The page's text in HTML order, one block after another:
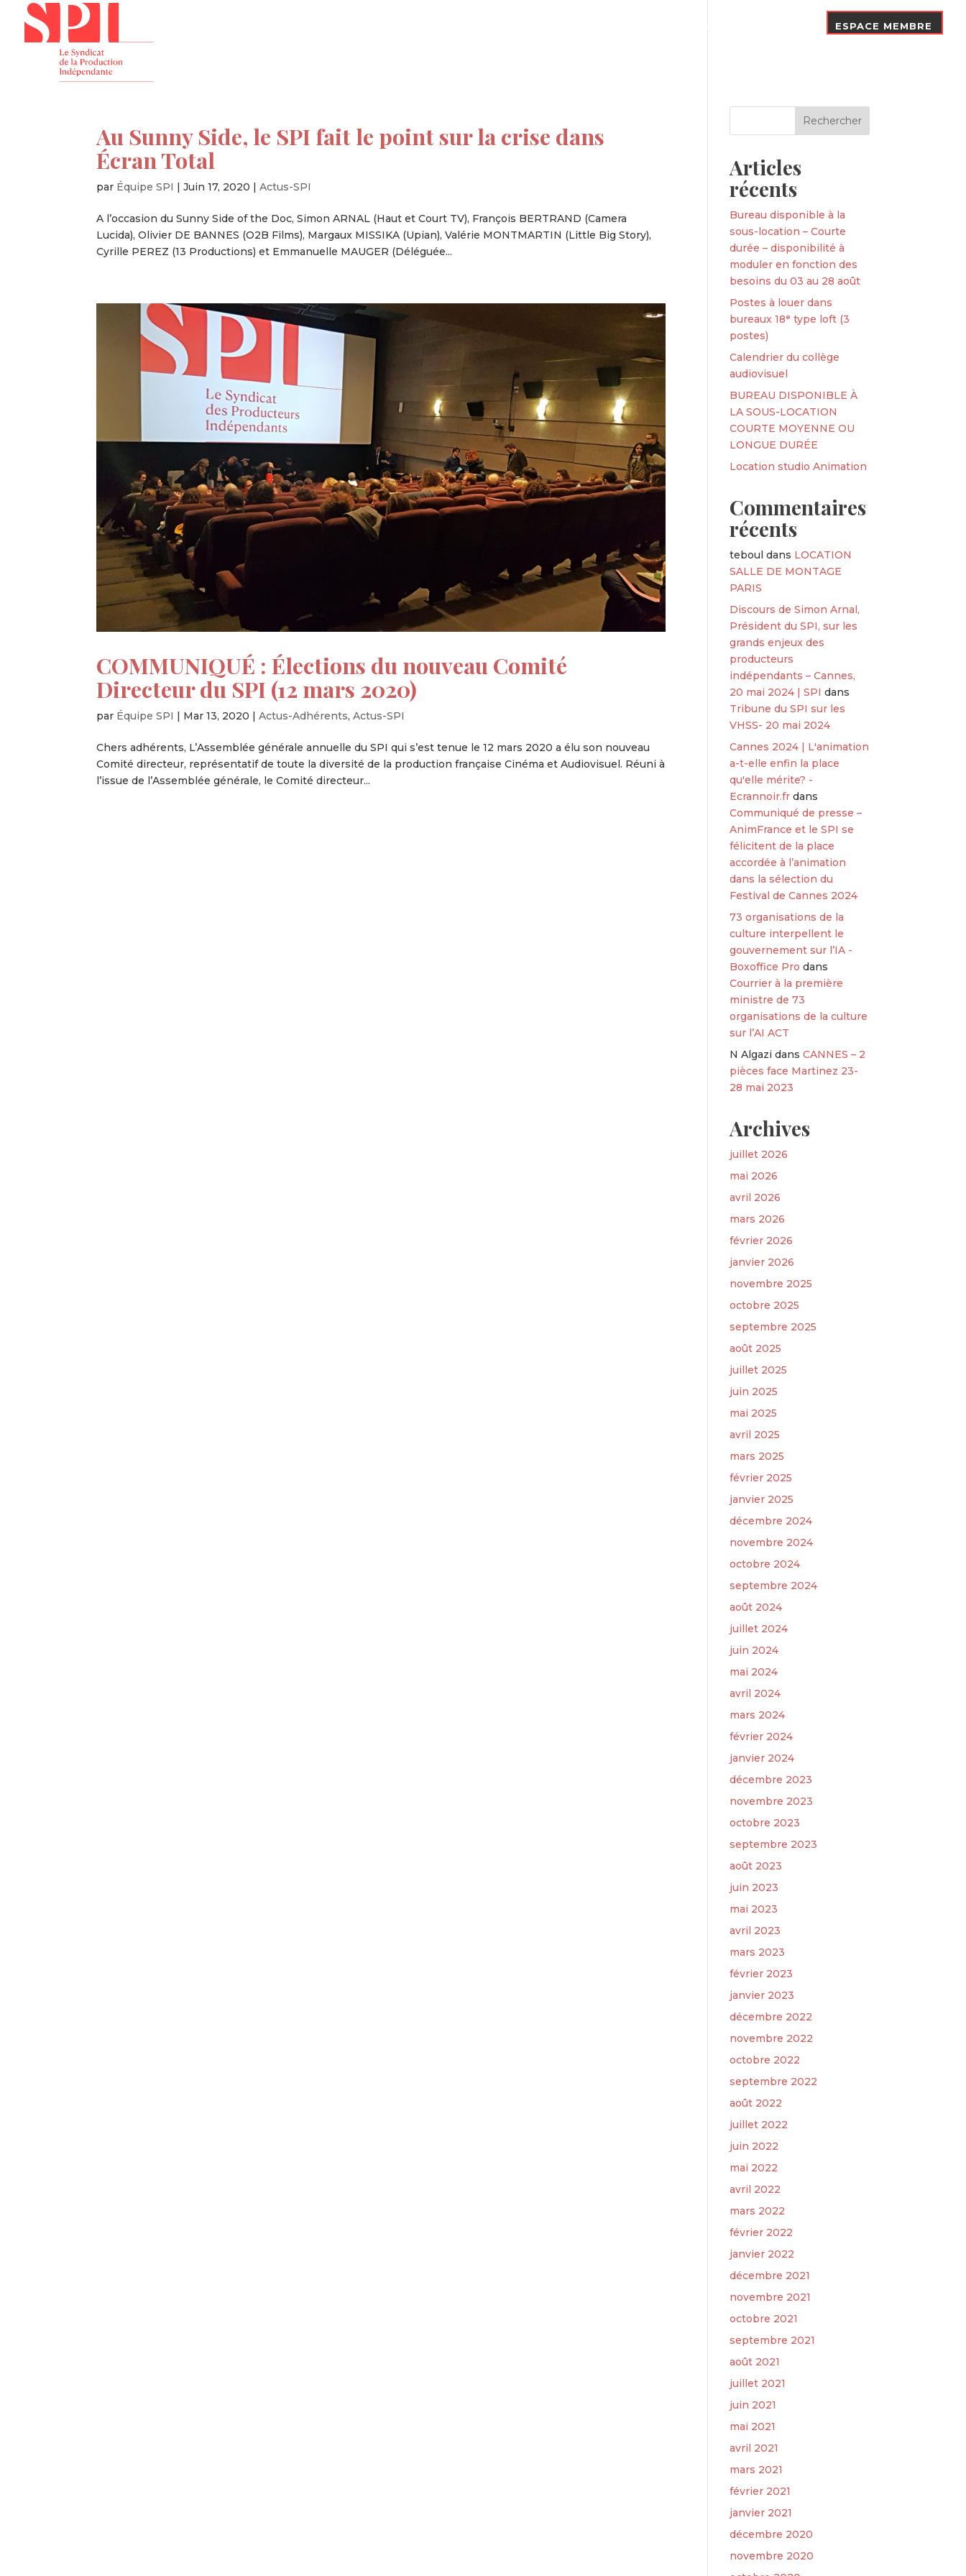
Nos Adhérents ESPACE MEMBRE
Au Sunny Side, le SPI fait le point sur la crise dans
Écran Total
par Équipe SPI |Juin 17, 2020 |Actus-SPI
A l’occasion du Sunny Side of the Doc, Simon ARNAL (Haut et Court TV), François BERTRAND (Camera
Lucida), Olivier DE BANNES (O2B Films), Margaux MISSIKA (Upian), Valérie MONTMARTIN (Little Big Story),
Cyrille PEREZ (13 Productions) et Emmanuelle MAUGER (Déléguée...
COMMUNIQUÉ : Élections du nouveau Comité
Directeur du SPI (12 mars 2020)
par Équipe SPI | Mar 13, 2020 |Actus-Adhérents,Actus-SPI
Chers adhérents, L’Assemblée générale annuelle du SPI qui s’est tenue le 12 mars 2020 a élu son nouveau
Comité directeur, représentatif de toute la diversité de la production française Cinéma et Audiovisuel. Réuni à
l’issue de l’Assemblée générale, le Comité directeur...
Articles
récents
Bureau disponible à la
sous-location – Courte
durée – disponibilité à
moduler en fonction des
besoins du 03 au 28 août
Postes à louer dans
bureaux 18ᵉ type loft (3
postes)
Calendrier du collège
audiovisuel
BUREAU DISPONIBLE À
LA SOUS-LOCATION
COURTE MOYENNE OU
LONGUE DURÉE
Location studio Animation
Commentaires
récents
teboul dans LOCATION
SALLE DE MONTAGE
PARIS
Discours de Simon Arnal,
Président du SPI, sur les
grands enjeux des
producteurs
indépendants – Cannes,
20 mai 2024 | SPI dans
Tribune du SPI sur les
VHSS- 20 mai 2024
Cannes 2024 | L'animation
a-t-elle enfin la place
qu'elle mérite? -
Ecrannoir.fr dans
Communiqué de presse –
AnimFrance et le SPI se
félicitent de la place
accordée à l’animation
dans la sélection du
Festival de Cannes 2024
73 organisations de la
culture interpellent le
gouvernement sur l’IA -
Boxoffice Pro dans
Courrier à la première
ministre de 73
organisations de la culture
sur l’AI ACT
N Algazi dansCANNES – 2
pièces face Martinez 23-
28 mai 2023
Archives
juillet 2026
mai 2026
avril 2026
mars 2026
février 2026
janvier 2026
novembre 2025
octobre 2025
septembre 2025
août 2025
juillet 2025
juin 2025
mai 2025
avril 2025
mars 2025
février 2025
janvier 2025
décembre 2024
novembre 2024
octobre 2024
septembre 2024
août 2024
juillet 2024
juin 2024
mai 2024
avril 2024
mars 2024
février 2024
janvier 2024
décembre 2023
novembre 2023
octobre 2023
septembre 2023
août 2023
juin 2023
mai 2023
avril 2023
mars 2023
février 2023
janvier 2023
décembre 2022
novembre 2022
octobre 2022
septembre 2022
août 2022
juillet 2022
juin 2022
mai 2022
avril 2022
mars 2022
février 2022
janvier 2022
décembre 2021
novembre 2021
octobre 2021
septembre 2021
août 2021
juillet 2021
juin 2021
mai 2021
avril 2021
mars 2021
février 2021
janvier 2021
décembre 2020
novembre 2020